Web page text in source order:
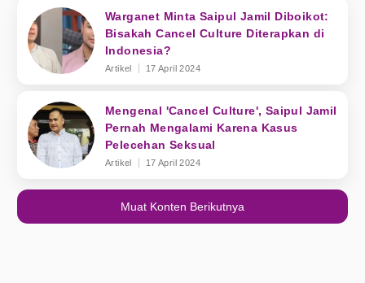
Warganet Minta Saipul Jamil Diboikot:
Bisakah Cancel Culture Diterapkan di
Indonesia?
Artikel 17 April 2024
Mengenal 'Cancel Culture', Saipul Jamil
Pernah Mengalami Karena Kasus
Pelecehan Seksual
Artikel 17 April 2024
Muat Konten Berikutnya